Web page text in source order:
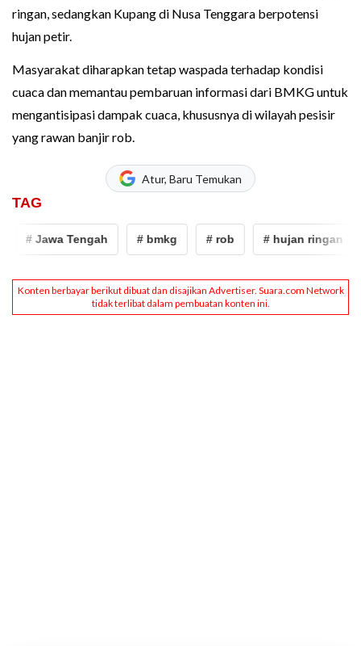
ringan, sedangkan Kupang di Nusa Tenggara berpotensi
hujan petir.
Masyarakat diharapkan tetap waspada terhadap kondisi
cuaca dan memantau pembaruan informasi dari BMKG untuk
mengantisipasi dampak cuaca, khususnya di wilayah pesisir
yang rawan banjir rob.
Atur, Baru Temukan
TAG
# Jawa Tengah # bmkg # rob # hujan ringan